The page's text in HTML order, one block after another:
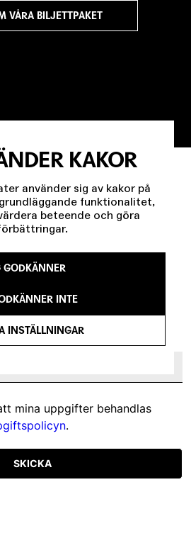
VÅRA BILJETTPAKET
tror.
mina uppgifter behandlas
.
SKICKA
KAKOR
använder sig av kakor på
funktionalitet,
beteende och göra
GODKÄNNER
INTE
INSTÄLLNINGAR